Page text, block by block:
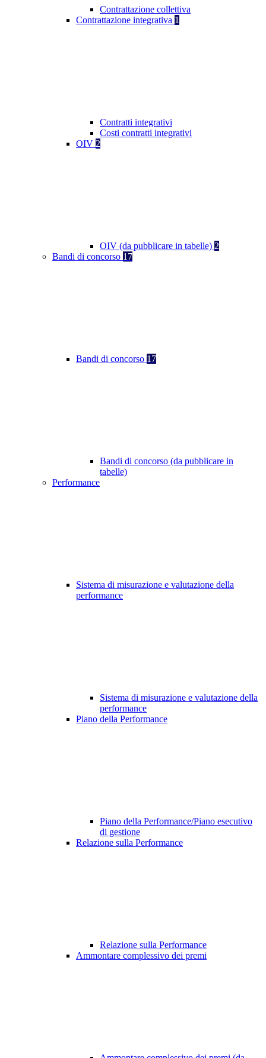
Contrattazione collettiva
Contrattazione integrativa 1
Contratti integrativi
Costi contratti integrativi
OIV 2
OIV (da pubblicare in tabelle) 2
Bandi di concorso 17
Bandi di concorso 17
Bandi di concorso (da pubblicare in
tabelle)
Performance
Sistema di misurazione e valutazione della
performance
Sistema di misurazione e valutazione della
performance
Piano della Performance
Piano della Performance/Piano esecutivo
di gestione
Relazione sulla Performance
Relazione sulla Performance
Ammontare complessivo dei premi